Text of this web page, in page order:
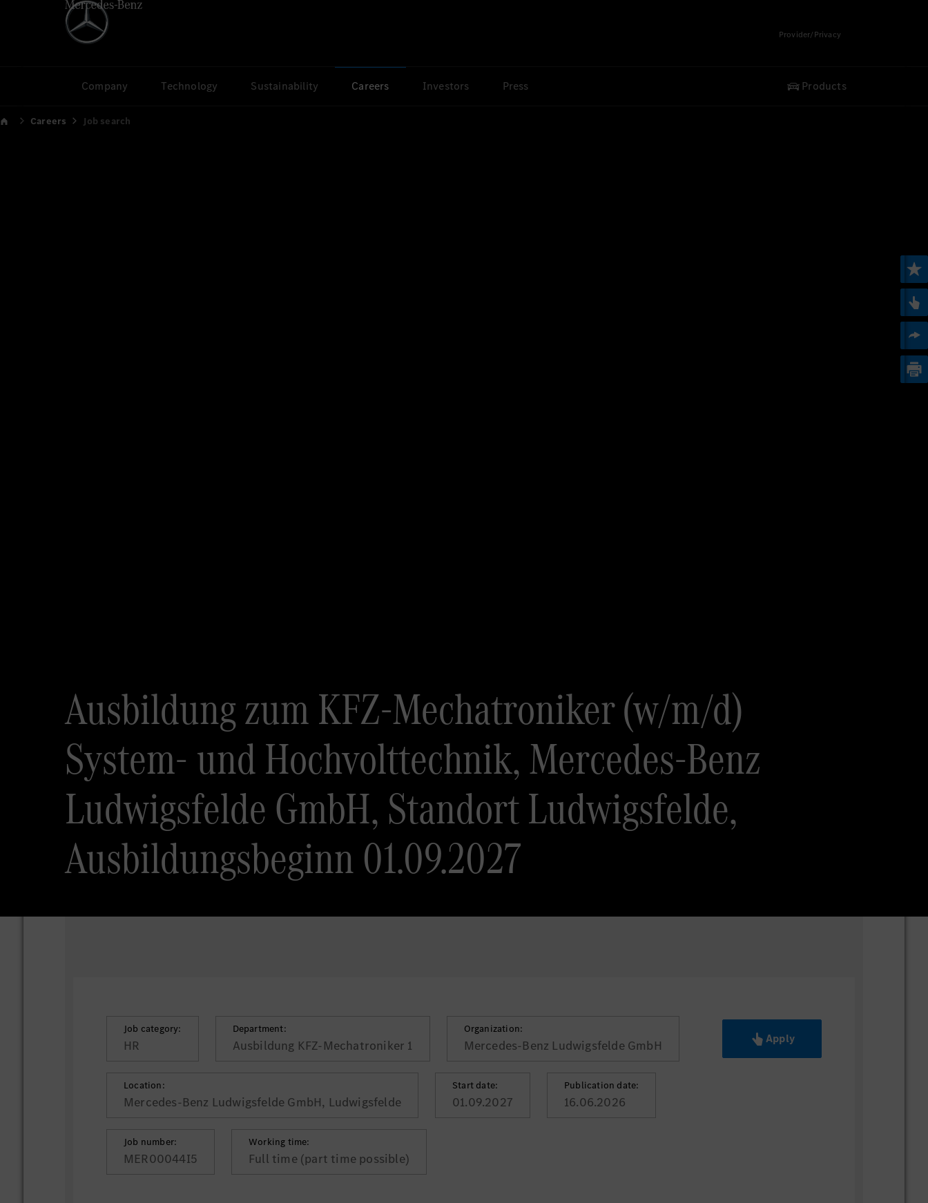
Provider/Privacy
Company Technology Sustainability Careers Investors Press Products
Careers Job search
Ausbildung zum KFZ-Mechatroniker (w/m/d)
System- und Hochvolttechnik, Mercedes-Benz
Ludwigsfelde GmbH, Standort Ludwigsfelde,
Ausbildungsbeginn 01.09.2027
Job category:
HR
Department:
Ausbildung KFZ-Mechatroniker 1
Organization:
Mercedes-Benz Ludwigsfelde GmbH
Location:
Mercedes-Benz Ludwigsfelde GmbH, Ludwigsfelde
Start date:
01.09.2027
Publication date:
16.06.2026
Job number:
MER00044I5
Working time:
Full time (part time possible)
Apply